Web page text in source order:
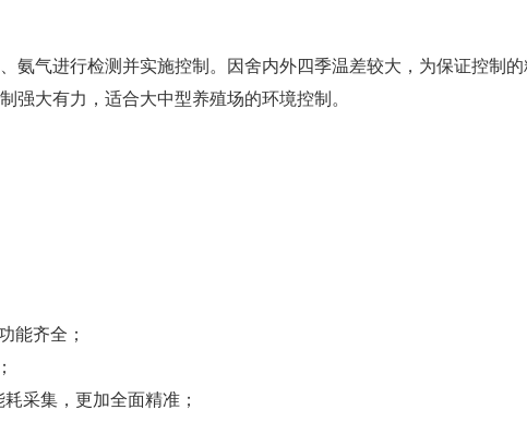
氨气进行检测并实施控制。因舍内外四季温差较大，为保证控制
强大有力，适合大中型养殖场的环境控制。
能齐全；
采集，更加全面精准；